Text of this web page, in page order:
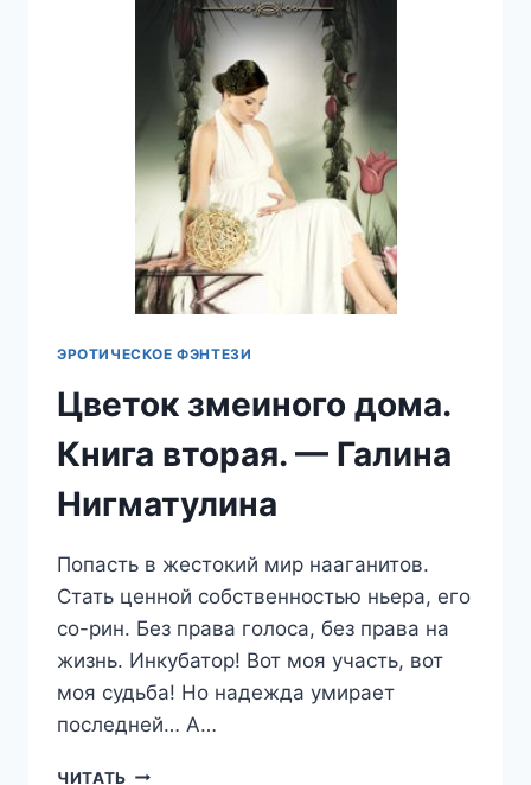
НИГМАТУЛИНА
ЭРОТИЧЕСКОЕ ФЭНТЕЗИ
Цветок змеиного дома.
Книга вторая. — Галина
Нигматулина
Попасть в жестокий мир нааганитов.
Стать ценной собственностью ньера, его
со-рин. Без права голоса, без права на
жизнь. Инкубатор! Вот моя участь, вот
моя судьба! Но надежда умирает
последней… А…
ЧИТАТЬ ЦВЕТОК